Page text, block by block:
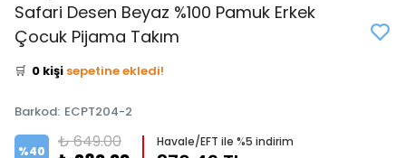
Safari Desen Beyaz %100 Pamuk Erkek
Çocuk Pijama Takım
👀 Şu an 1 kişi
inceliyor!
⭐️
0 kişi
🛒 0 kişi sepetine ekledi!
Barkod: ECPT204-2
%40 ₺ 649.00 Havale/EFT ile %5 indirim